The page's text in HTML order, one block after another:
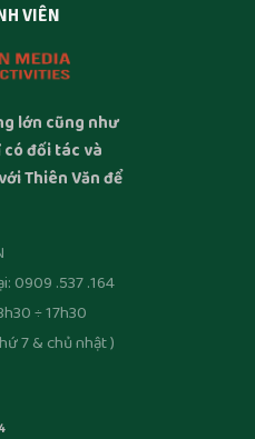
VIÊN
lớn cũng như
đối tác và
Thiên Văn để
0909 .537 .164
÷ 17h30
7 & chủ nhật )